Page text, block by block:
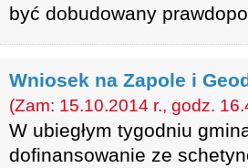
być dobudowany
Wniosek na Zapole i
(Zam: 15.10.2014 r., godz.
W ubiegłym tygodniu
dofinansowanie ze